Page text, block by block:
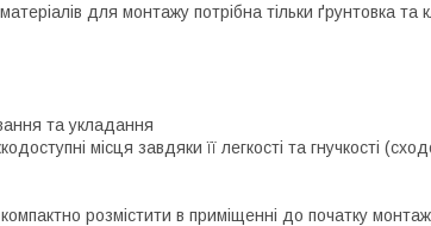
для монтажу потрібна тільки ґрунтовка та
та укладання
місця завдяки її легкості та гнучкості
розмістити в приміщенні до початку